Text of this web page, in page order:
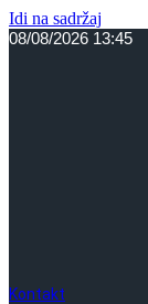
Idi na sadržaj
08/08/2026 13:45
Kontakt